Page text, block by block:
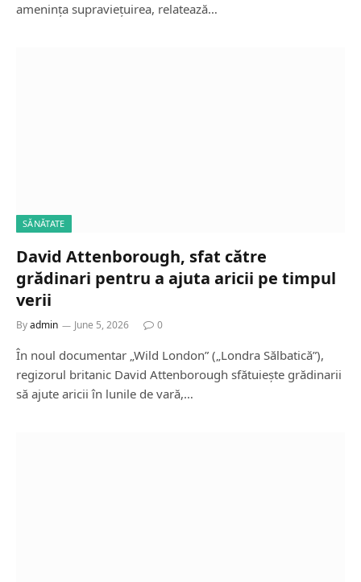
amenința supraviețuirea, relatează…
SĂNĂTATE
David Attenborough, sfat către
grădinari pentru a ajuta aricii pe timpul
verii
Byadmin June 5, 2026 0
În noul documentar „Wild London” („Londra Sălbatică”),
regizorul britanic David Attenborough sfătuiește grădinarii
să ajute aricii în lunile de vară,…